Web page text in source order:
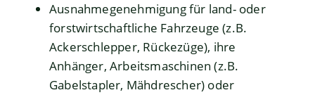
Ausnahmegenehmigung für land- oder
forstwirtschaftliche Fahrzeuge (z.B.
Ackerschlepper, Rückezüge), ihre
Anhänger, Arbeitsmaschinen (z.B.
Gabelstapler, Mähdrescher) oder